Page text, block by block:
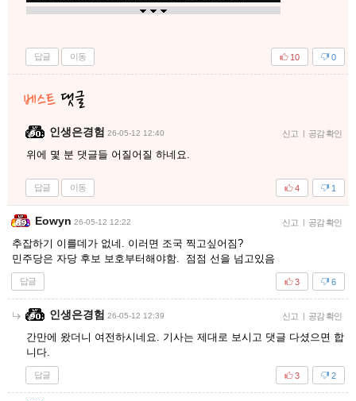
답글 이동 0
10
인생은경험 26-05-12 12:40 신고 | 공감 확인
위에 몇 분 댓글들 어질어질 하네요.
답글 이동 1
4
Eowyn 26-05-12 12:22 신고 | 공감 확인
추잡하기 이를데가 없네. 이러면 조국 찍고싶어짐?
민주당은 자당 후보 보호부터해야함. 점점 선을 넘고있음
답글 6
3
인생은경험 26-05-12 12:39 신고 | 공감 확인
간만에 왔더니 여전하시네요. 기사는 제대로 보시고 댓글 다셨으면 합
니다.
답글 2
3